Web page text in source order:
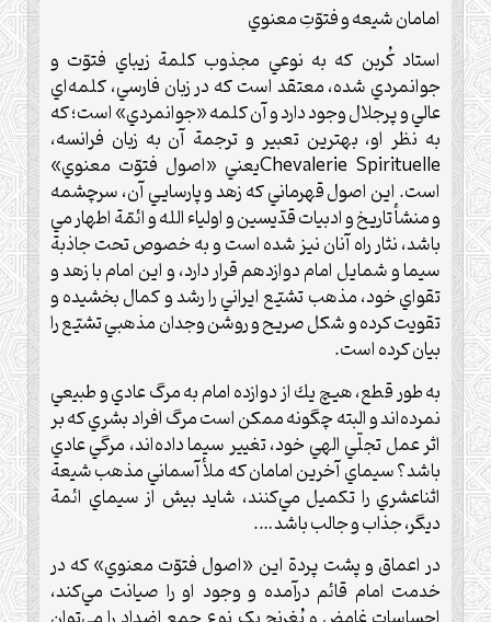
امامان شيعه و فتوّتِ معنوي
استاد کُربن که به نوعي مجذوب کلمة زيباي فتوّت و
جوانمردي شده، معتقد است که در زبان فارسي، کلمه‌اي
عالي و پرجلال وجود دارد و آن کلمه «جوانمردي» است؛ که
به نظر او، بهترين تعبير و ترجمة آن به زبان فرانسه،
Chevalerie Spirituelleيعني «اصول فتوّت معنوي»
است. اين اصول قهرماني که زهد و پارسايي آن، سرچشمه
و منشأ تاريخ و ادبيات قدّيسين و اولياء الله و ائمّة اطهار مي
باشد، نثار راه آنان نيز شده است و به خصوص تحت جاذبة
سيما و شمايل امام دوازدهم قرار دارد، و اين امام با زهد و
تقواي خود، مذهب تشيّع ايراني را رشد و کمال بخشيده و
تقويت کرده و شکل صريح و روشن وجدان مذهبي تشيّع را
بيان كرده است.
به طور قطع، هيچ‌ يك از دوازده امام به مرگ عادي و طبيعي
نمرده‌اند و البته چگونه ممکن است مرگ افراد بشري که بر
اثر عمل تجلّي الهي خود، تغيير سيما داده‌اند، مرگي عادي
باشد؟ سيماي آخرين امامان که ملأ آسماني مذهب شيعة
اثناعشري را تکميل مي‌کنند، شايد بيش از سيماي ائمة
ديگر، جذاب و جالب باشد….
در اعماق و پشت پردة اين «اصول فتوّت معنوي» که در
خدمت امام قائم درآمده و وجود او را صيانت مي‌کند،